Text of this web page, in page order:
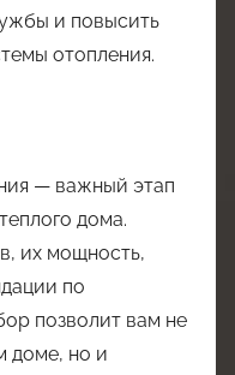
и повысить
отопления.
— важный этап
дома.
их мощность,
по
позволит вам не
доме, но и